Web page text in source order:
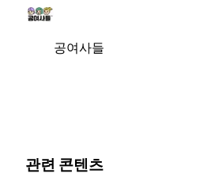
공여사들
관련 콘텐츠